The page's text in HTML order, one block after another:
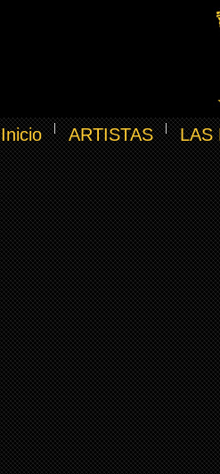
Inicio ARTISTAS LAS